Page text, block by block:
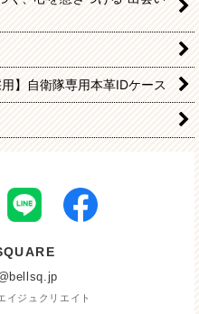
】自衛隊専用本革IDケース
イジュクリエイト